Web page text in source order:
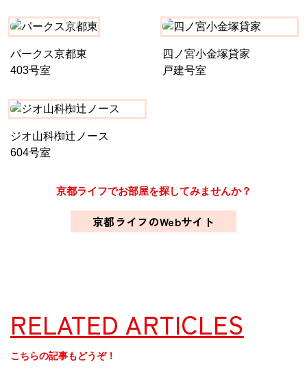
パークス京都東
403号室
四ノ宮小金塚貸家
戸建号室
ジオ山科椥辻ノース
604号室
京都ライフでお部屋を探してみませんか？
京都ライフのWebサイト
RELATED ARTICLES
こちらの記事もどうぞ！